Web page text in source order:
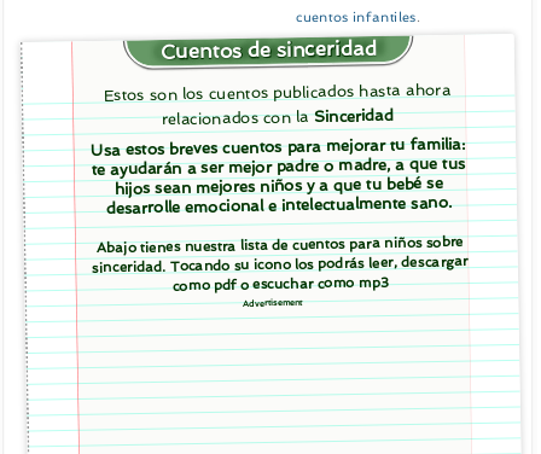
cuentos infantiles.
Cuentos de sinceridad
Estos son los cuentos publicados hasta ahora
relacionados con laSinceridad
Usa estos breves cuentos para mejorar tu familia:
te ayudarán a ser mejor padre o madre, a que tus
hijos sean mejores niños y a que tu bebé se
desarrolle emocional e intelectualmente sano.
Abajo tienes nuestra lista de cuentos para niños sobre
sinceridad. Tocando su icono los podrás leer, descargar
como pdf o escuchar como mp3
Advertisement